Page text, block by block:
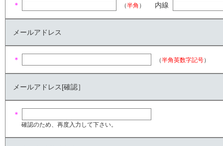
＊ （半角 ） 内線
メールアドレス
＊ （半角英数字記号）
メールアドレス[確認］
＊
確認のため、再度入力して下さい。